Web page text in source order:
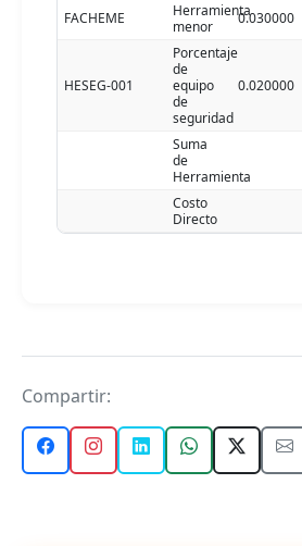
FACHEME
Herramienta
menor
0.030000
HESEG-001
Porcentaje
de
equipo
de
seguridad
0.020000
Suma
de
Herramienta
Costo
Directo
Compartir: